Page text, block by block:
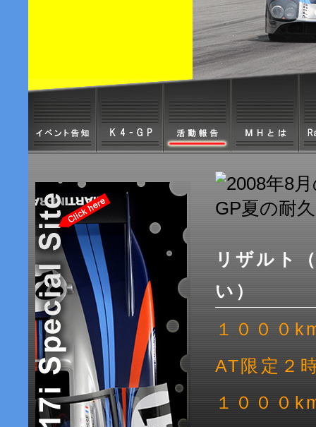
リザルト
い）
１０００
AT限定２
１０００